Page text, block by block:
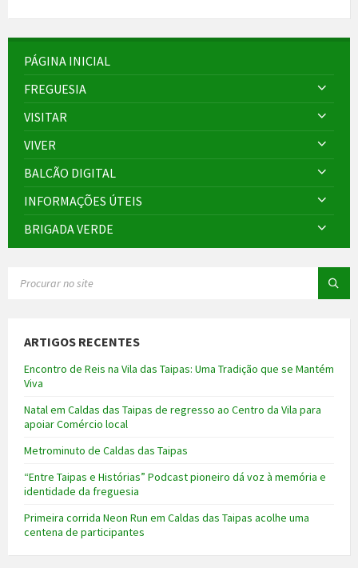
PÁGINA INICIAL
FREGUESIA
VISITAR
VIVER
BALCÃO DIGITAL
INFORMAÇÕES ÚTEIS
BRIGADA VERDE
ARTIGOS RECENTES
Encontro de Reis na Vila das Taipas: Uma Tradição que se Mantém
Viva
Natal em Caldas das Taipas de regresso ao Centro da Vila para
apoiar Comércio local
Metrominuto de Caldas das Taipas
“Entre Taipas e Histórias” Podcast pioneiro dá voz à memória e
identidade da freguesia
Primeira corrida Neon Run em Caldas das Taipas acolhe uma
centena de participantes